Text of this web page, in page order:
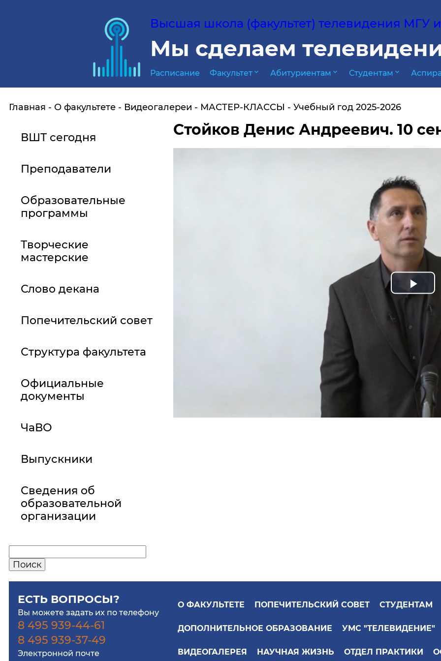
Высшая школа (факультет) телевидения МГУ
Мы сделаем
Расписание Факультет expand_more Абитуриентам expand_more Студентам expand_more
Главная О факультете Видеогалереи МАСТЕР-КЛАССЫ Учебный год 2025-2026
ВШТ сегодня
Преподаватели
Образовательные
программы
Творческие
мастерские
Слово декана
Попечительский совет
Структура факультета
Официальные
документы
ЧаВО
Выпускники
Сведения об
образовательной
организации
Стойков Денис Андреевич. 10
Play
ЕСТЬ ВОПРОСЫ?
Вы можете задать их по телефону
8 495 939-44-61
8 495 939-37-49
Электронной почте
О ФАКУЛЬТЕТЕ ПОПЕЧИТЕЛЬСКИЙ СОВЕТ СТУДЕНТАМ
ДОПОЛНИТЕЛЬНОЕ ОБРАЗОВАНИЕ УМС "ТЕЛЕВИДЕНИЕ"
ВИДЕОГАЛЕРЕЯ НАУЧНАЯ ЖИЗНЬ ОТДЕЛ ПРАКТИКИ